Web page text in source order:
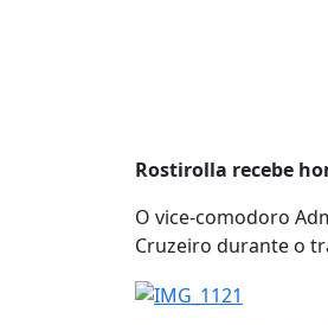
Rostirolla recebe
O vice-comodoro
Cruzeiro durante o